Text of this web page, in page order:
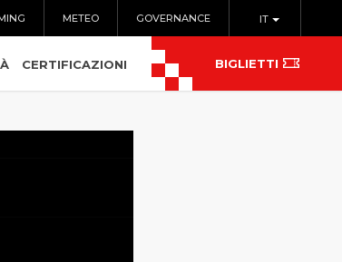
IT
METEO GOVERNANCE
CERTIFICAZIONI BIGLIETTI